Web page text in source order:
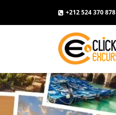
+212 524 370 878